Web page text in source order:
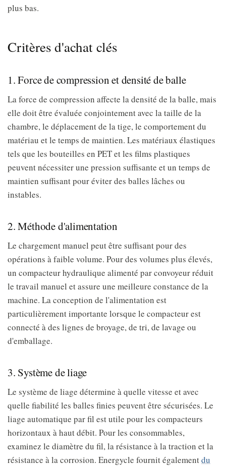
plus bas.
Critères d'achat clés
1. Force de compression et densité de balle
La force de compression affecte la densité de la balle, mais
elle doit être évaluée conjointement avec la taille de la
chambre, le déplacement de la tige, le comportement du
matériau et le temps de maintien. Les matériaux élastiques
tels que les bouteilles en PET et les films plastiques
peuvent nécessiter une pression suffisante et un temps de
maintien suffisant pour éviter des balles lâches ou
instables.
2. Méthode d'alimentation
Le chargement manuel peut être suffisant pour des
opérations à faible volume. Pour des volumes plus élevés,
un compacteur hydraulique alimenté par convoyeur réduit
le travail manuel et assure une meilleure constance de la
machine. La conception de l'alimentation est
particulièrement importante lorsque le compacteur est
connecté à des lignes de broyage, de tri, de lavage ou
d'emballage.
3. Système de liage
Le système de liage détermine à quelle vitesse et avec
quelle fiabilité les balles finies peuvent être sécurisées. Le
liage automatique par fil est utile pour les compacteurs
horizontaux à haut débit. Pour les consommables,
examinez le diamètre du fil, la résistance à la traction et la
résistance à la corrosion. Energycle fournit égalementdu